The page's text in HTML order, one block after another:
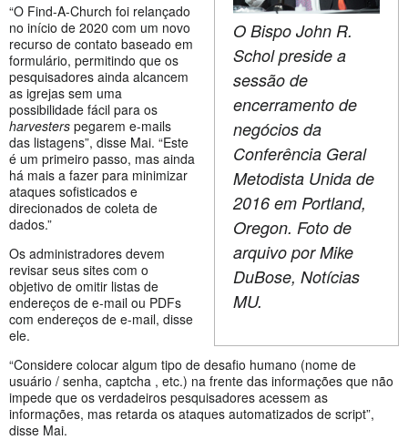
O Bispo John R.
Schol preside a
sessão de
encerramento de
negócios da
Conferência Geral
Metodista Unida de
2016 em Portland,
Oregon. Foto de
arquivo por Mike
DuBose, Notícias
MU.
“O Find-A-Church foi relançado
no início de 2020 com um novo
recurso de contato baseado em
formulário, permitindo que os
pesquisadores ainda alcancem
as igrejas sem uma
possibilidade fácil para os
harvesters pegarem e-mails
das listagens”, disse Mai. “Este
é um primeiro passo, mas ainda
há mais a fazer para minimizar
ataques sofisticados e
direcionados de coleta de
dados.”
Os administradores devem
revisar seus sites com o
objetivo de omitir listas de
endereços de e-mail ou PDFs
com endereços de e-mail, disse
ele.
“Considere colocar algum tipo de desafio humano (nome de
usuário / senha, captcha , etc.) na frente das informações que não
impede que os verdadeiros pesquisadores acessem as
informações, mas retarda os ataques automatizados de script”,
disse Mai.